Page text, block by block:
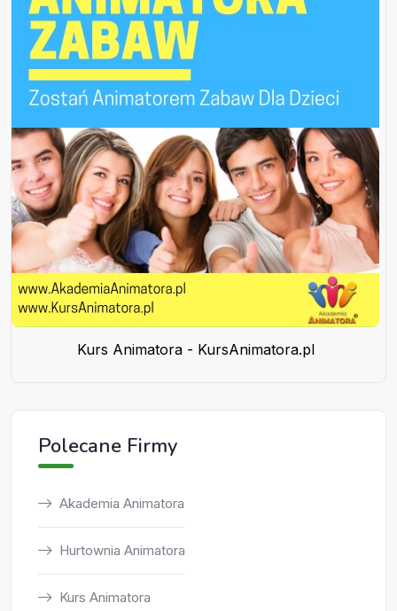
Kurs Animatora - KursAnimatora.pl
Polecane Firmy
Akademia Animatora
Hurtownia Animatora
Kurs Animatora